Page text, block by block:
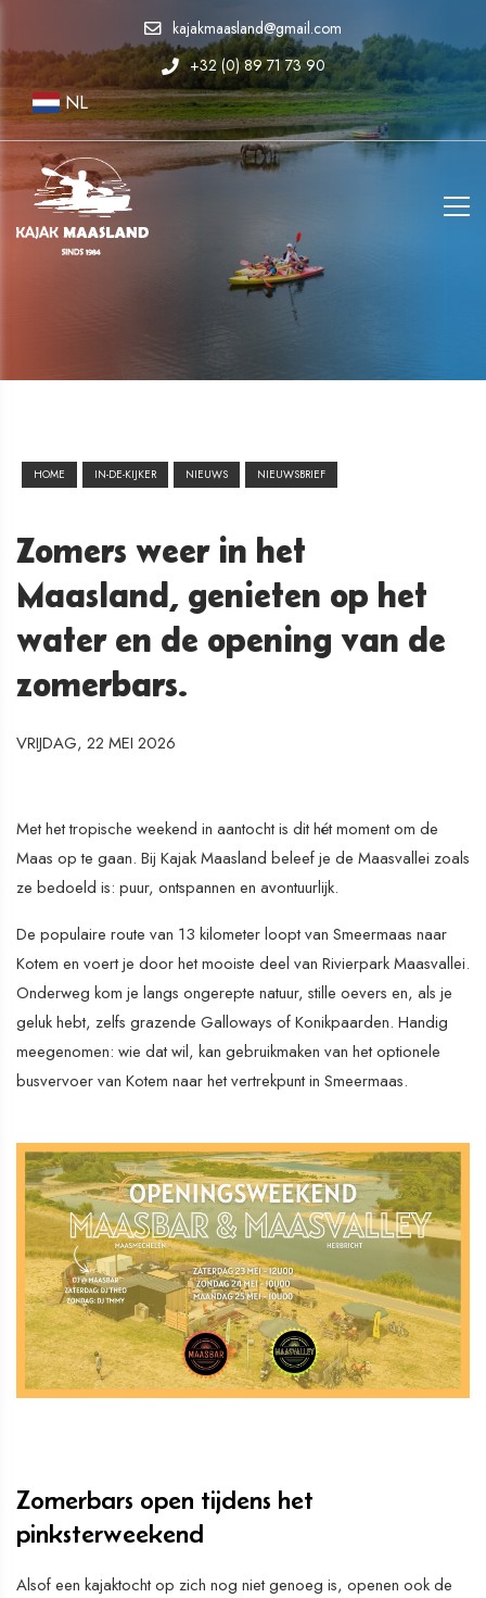
kajakmaasland@gmail.com
+32 (0) 89 71 73 90
NL
HOME IN-DE-KIJKER NIEUWS NIEUWSBRIEF
Zomers weer in het
Maasland, genieten op het
water en de opening van de
zomerbars.
VRIJDAG, 22 MEI 2026
Met het tropische weekend in aantocht is dit hét moment om de
Maas op te gaan. Bij Kajak Maasland beleef je de Maasvallei zoals
ze bedoeld is: puur, ontspannen en avontuurlijk.
De populaire route van 13 kilometer loopt van Smeermaas naar
Kotem en voert je door het mooiste deel van Rivierpark Maasvallei.
Onderweg kom je langs ongerepte natuur, stille oevers en, als je
geluk hebt, zelfs grazende Galloways of Konikpaarden. Handig
meegenomen: wie dat wil, kan gebruikmaken van het optionele
busvervoer van Kotem naar het vertrekpunt in Smeermaas.
Zomerbars open tijdens het
pinksterweekend
Alsof een kajaktocht op zich nog niet genoeg is, openen ook de